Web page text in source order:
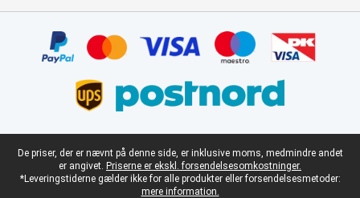
Juridisk fodtekst
De priser, der er nævnt på denne side, er inklusive moms, medmindre andet
er angivet. Priserne er ekskl. forsendelsesomkostninger.
*Leveringstiderne gælder ikke for alle produkter eller forsendelsesmetoder:
mere information.